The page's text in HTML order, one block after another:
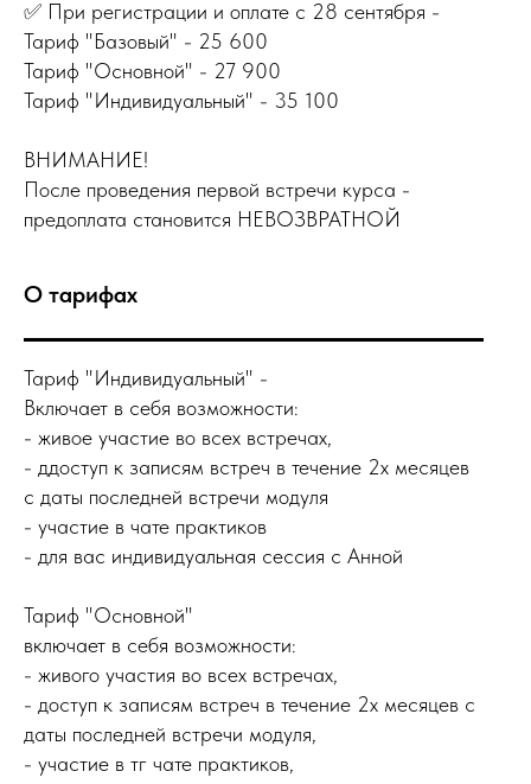
✅ При регистрации и оплате с 28 сентября -
Тариф "Базовый" - 25 600
Тариф "Основной" - 27 900
Тариф "Индивидуальный" - 35 100
ВНИМАНИЕ!
После проведения первой встречи курса -
предоплата становится НЕВОЗВРАТНОЙ
О тарифах
Тариф "Индивидуальный" -
Включает в себя возможности:
- живое участие во всех встречах,
- ддоступ к записям встреч в течение 2х месяцев
с даты последней встречи модуля
- участие в чате практиков
- для вас индивидуальная сессия с Анной
Тариф "Основной"
включает в себя возможности:
- живого участия во всех встречах,
- доступ к записям встреч в течение 2х месяцев с
даты последней встречи модуля,
- участие в тг чате практиков,